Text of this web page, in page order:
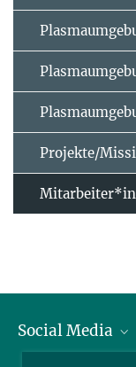
Projekte/
Social Media